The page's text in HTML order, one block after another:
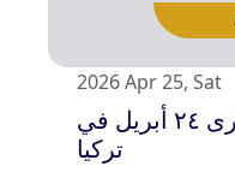
2026 Apr 25, Sat
منع فعاليات إحياء ذكرى ٢٤ أبريل في
تركيا